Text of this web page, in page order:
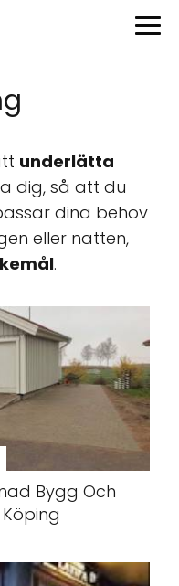
underlätta
dig, så att du
dina behov
eller natten,
.
Bygg Och